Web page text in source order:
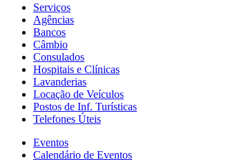
Serviços
Agências
Bancos
Câmbio
Consulados
Hospitais e Clínicas
Lavanderias
Locação de Veículos
Postos de Inf. Turísticas
Telefones Úteis
Eventos
Calendário de Eventos